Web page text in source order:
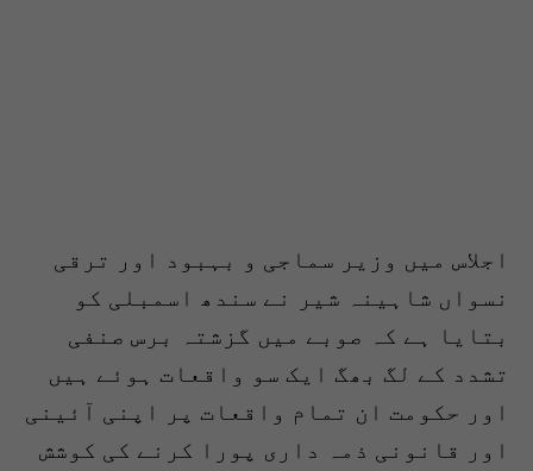
اجلاس میں وزیر سماجی و بہبود اور ترقی
نسواں شاہینہ شیر نے سندھ اسمبلی کو
بتایا ہے کہ صوبے میں گزشتہ برس صنفی
تشدد کے لگ بھگ ایک سو واقعات ہوئے ہیں
اور حکومت ان تمام واقعات پر اپنی آئینی
اور قانونی ذمہ داری پورا کرنے کی کوشش